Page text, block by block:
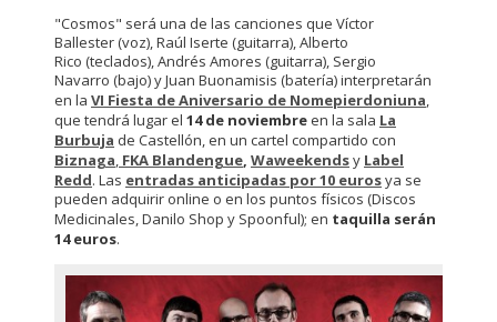
"Cosmos" será una de las canciones que Víctor
Ballester (voz), Raúl Iserte (guitarra), Alberto
Rico (teclados), Andrés Amores (guitarra), Sergio
Navarro (bajo) y Juan Buonamisis (batería) interpretarán
en la VI Fiesta de Aniversario de Nomepierdoniuna,
que tendrá lugar el 14 de noviembre en la sala La
Burbuja de Castellón, en un cartel compartido con
Biznaga, FKA Blandengue, Waweekendsy Label
Redd. Las entradas anticipadas por 10 eurosya se
pueden adquirir online o en los puntos físicos (Discos
Medicinales, Danilo Shop y Spoonful); en taquilla serán
14 euros.